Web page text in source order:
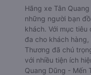
Hãng xe Tân
những người bạn
khách. Với mục
đa cho khách
Thương đã chú
với nhiều tiện ích
Quang Dũng - Mến